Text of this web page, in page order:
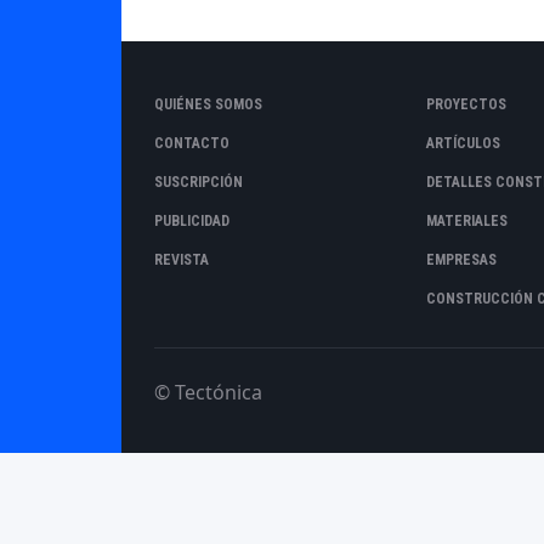
QUIÉNES SOMOS
CONTACTO
SUSCRIPCIÓN
PUBLICIDAD
REVISTA
PROYECTOS
ARTÍCULOS
DETALLES
MATERIALES
EMPRESAS
CONSTRUCCIÓN
© Tectónica